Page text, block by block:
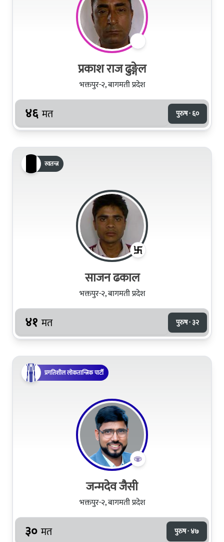
प्रकाश राज ढुङ्गेल
भक्तपुर-२, बागमती प्रदेश
४६ मत पुरुष · ६०
स्वतन्त्र
साजन ढकाल
भक्तपुर-२, बागमती प्रदेश
४१ मत पुरुष · ३२
प्रगतिशील लोकतान्त्रिक पार्टी
जन्मदेव जैसी
भक्तपुर-२, बागमती प्रदेश
३० मत पुरुष · ४७